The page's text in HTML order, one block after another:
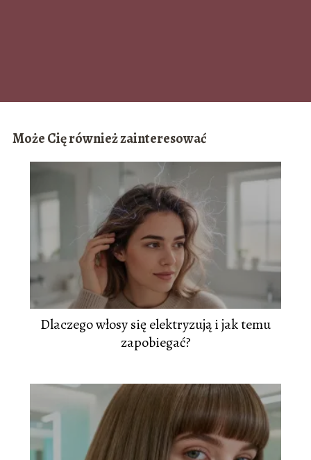
Może Cię również zainteresować
Dlaczego włosy się elektryzują i jak temu
zapobiegać?